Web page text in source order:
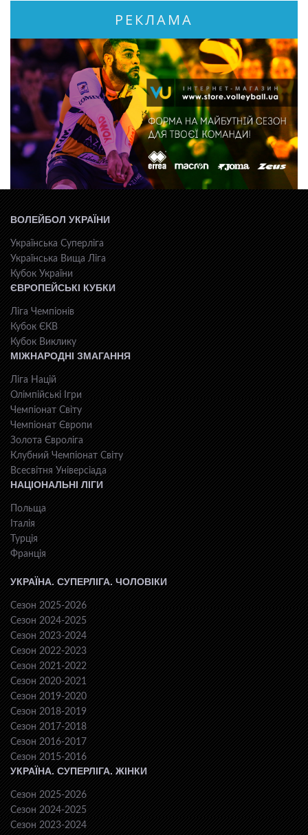
РЕКЛАМА
ВОЛЕЙБОЛ УКРАЇНИ
Українська Суперліга
Українська Вища Ліга
Кубок України
ЄВРОПЕЙСЬКІ КУБКИ
Ліга Чемпіонів
Кубок ЄКВ
Кубок Виклику
МІЖНАРОДНІ ЗМАГАННЯ
Ліга Націй
Олімпійські Ігри
Чемпіонат Світу
Чемпіонат Європи
Золота Євроліга
Клубний Чемпіонат Світу
Всесвiтня Унiверсiaда
НАЦІОНАЛЬНІ ЛІГИ
Польща
Італія
Турція
Франція
УКРАЇНА. СУПЕРЛІГА. ЧОЛОВІКИ
Сезон 2025-2026
Сезон 2024-2025
Сезон 2023-2024
Сезон 2022-2023
Сезон 2021-2022
Сезон 2020-2021
Сезон 2019-2020
Сезон 2018-2019
Сезон 2017-2018
Сезон 2016-2017
Сезон 2015-2016
УКРАЇНА. СУПЕРЛІГА. ЖІНКИ
Сезон 2025-2026
Сезон 2024-2025
Сезон 2023-2024